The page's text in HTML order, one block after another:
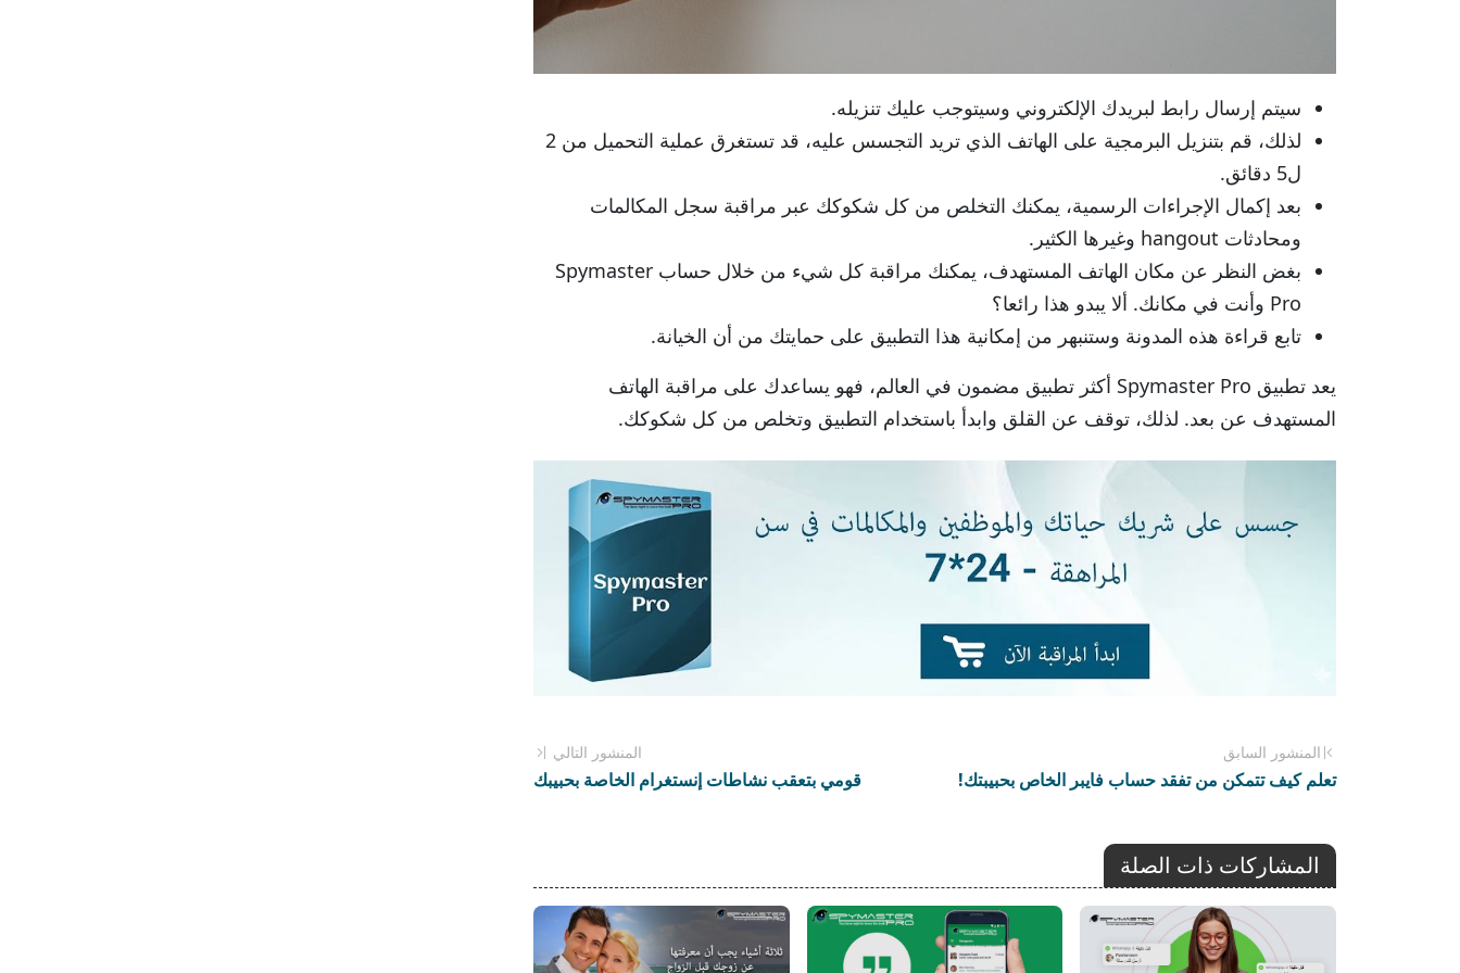
سيتم إرسال رابط لبريدك الإلكتروني وسيتوجب عليك تنزيله.
لذلك، قم بتنزيل البرمجية على الهاتف الذي تريد التجسس عليه، قد تستغرق عملية التحميل من 2
ل5 دقائق.
بعد إكمال الإجراءات الرسمية، يمكنك التخلص من كل شكوكك عبر مراقبة سجل المكالمات
ومحادثات hangout وغيرها الكثير.
بغض النظر عن مكان الهاتف المستهدف، يمكنك مراقبة كل شيء من خلال حساب Spymaster
Pro وأنت في مكانك. ألا يبدو هذا رائعا؟
تابع قراءة هذه المدونة وستنبهر من إمكانية هذا التطبيق على حمايتك من أن الخيانة.
يعد تطبيق Spymaster Pro أكثر تطبيق مضمون في العالم، فهو يساعدك على مراقبة الهاتف
المستهدف عن بعد. لذلك، توقف عن القلق وابدأ باستخدام التطبيق وتخلص من كل شكوكك.
المنشور السابق
تعلم كيف تتمكن من تفقد حساب فايبر الخاص بحبيبتك!
المنشور التالي
قومي بتعقب نشاطات إنستغرام الخاصة بحبيبك
المشاركات ذات الصلة